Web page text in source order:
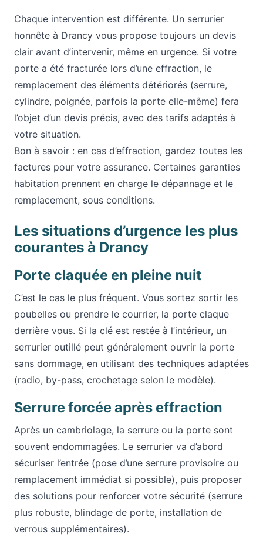
Chaque intervention est différente. Un serrurier
honnête à Drancy vous propose toujours un devis
clair avant d’intervenir, même en urgence. Si votre
porte a été fracturée lors d’une effraction, le
remplacement des éléments détériorés (serrure,
cylindre, poignée, parfois la porte elle-même) fera
l’objet d’un devis précis, avec des tarifs adaptés à
votre situation.
Bon à savoir : en cas d’effraction, gardez toutes les
factures pour votre assurance. Certaines garanties
habitation prennent en charge le dépannage et le
remplacement, sous conditions.
Les situations d’urgence les plus
courantes à Drancy
Porte claquée en pleine nuit
C’est le cas le plus fréquent. Vous sortez sortir les
poubelles ou prendre le courrier, la porte claque
derrière vous. Si la clé est restée à l’intérieur, un
serrurier outillé peut généralement ouvrir la porte
sans dommage, en utilisant des techniques adaptées
(radio, by-pass, crochetage selon le modèle).
Serrure forcée après effraction
Après un cambriolage, la serrure ou la porte sont
souvent endommagées. Le serrurier va d’abord
sécuriser l’entrée (pose d’une serrure provisoire ou
remplacement immédiat si possible), puis proposer
des solutions pour renforcer votre sécurité (serrure
plus robuste, blindage de porte, installation de
verrous supplémentaires).